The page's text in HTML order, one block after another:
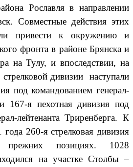
Рославля в направлении
Совместные действия этих
привести к окружению и
фронта в районе Брянска и
на Тулу, и впоследствии, на
дивизии наступали
под командованием генерал-
167-я пехотная дивизия под
лейтенанта Триренберга. К
260-я стрелковая дивизия
прежних позициях. 1028
на участке Столбы –